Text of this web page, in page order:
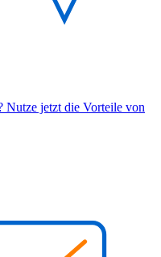
jetzt die Vorteile von